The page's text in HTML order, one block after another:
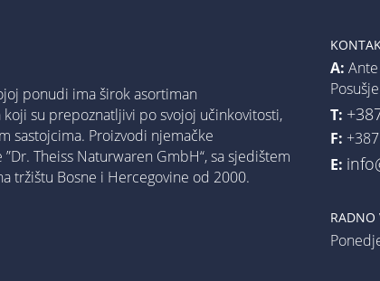
ponudi ima širok asortiman
su prepoznatljivi po svojoj učinkovitosti,
sastojcima. Proizvodi njemačke
Theiss Naturwaren GmbH“, sa sjedištem
tržištu Bosne i Hercegovine od 2000.
A:
Posušje
T:
F:
E:
RADNO